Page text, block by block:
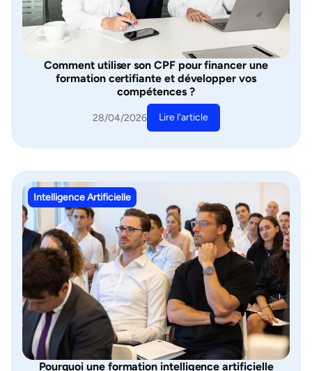
Comment utiliser son CPF pour financer une
formation certifiante et développer vos
compétences ?
28/04/2026 Lire l'article
Intelligence Artificielle
Pourquoi une formation intelligence artificielle